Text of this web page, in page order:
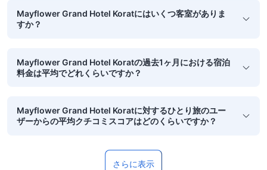
Mayflower Grand Hotel Koratにはいくつ客室がありま
すか？
Mayflower Grand Hotel Koratの過去1ヶ月における宿泊
料金は平均でどれくらいですか？
Mayflower Grand Hotel Koratに対するひとり旅のユー
ザーからの平均クチコミスコアはどのくらいですか？
さらに表示